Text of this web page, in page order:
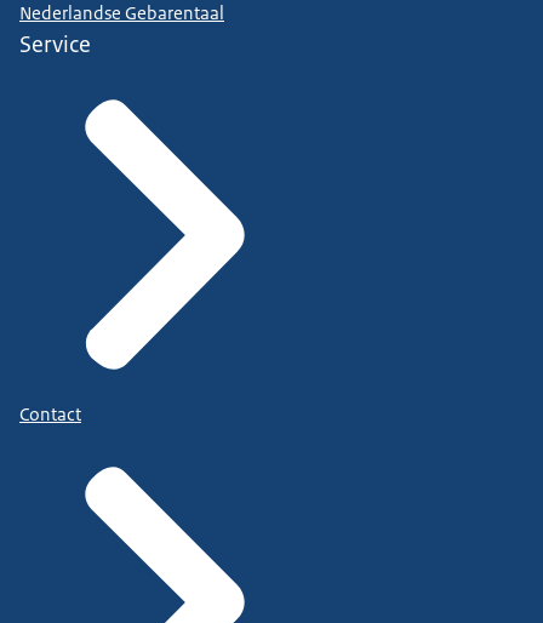
Nederlandse Gebarentaal
Service
Contact